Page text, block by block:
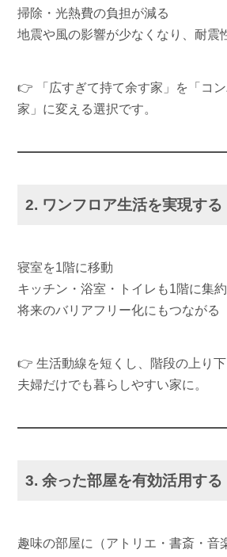
掃除・光熱費の負担が減る
地震や風の影響が少なくなり、耐震
👉 「広すぎて持て余す家」を「コ
家」に変える選択です。
2. ワンフロア生活を実現する
寝室を1階に移動
キッチン・浴室・トイレも1階に集約
将来のバリアフリー化にもつながる
👉 生活動線を短くし、階段の上り
夫婦だけでも暮らしやすい家に。
3. 余った部屋を有効活用する
趣味の部屋に（アトリエ・書斎・音